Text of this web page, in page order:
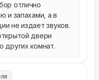
отлично
и запахами, а в
не издает звуков.
двери
других комнат.